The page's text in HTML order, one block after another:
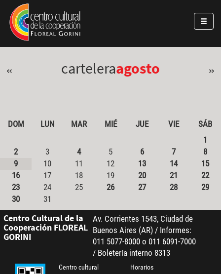
Pasar al contenido principal
Jump to main content
« carteleraagosto »
DOM LUN MAR MIÉ JUE VIE
SÁB
1
2
3 4 5 6 7
8
9
10 11 12 13 14
15
16
17 18 19 20 21
22
23
24 25 26 27 28
29
30
31
Centro Cultural de la
Cooperación FLOREAL
GORINI
Av. Corrientes 1543, Ciudad de
Buenos Aires (AR) / Informes:
011 5077-8000 o 011 6091-7000
/ Boletería interno 8313
Centro cultural
Horarios